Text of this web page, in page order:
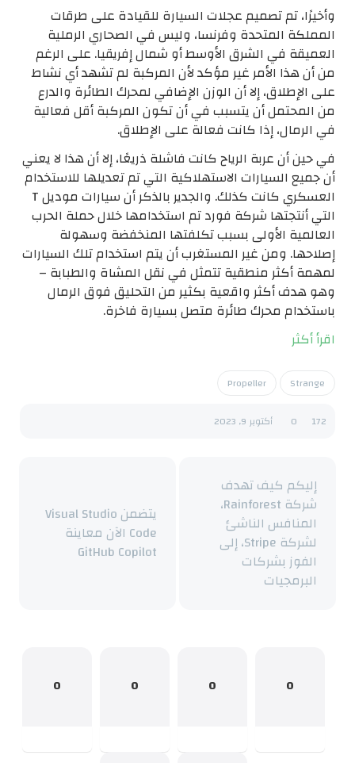
وأخيرًا، تم تصميم عجلات السيارة للقيادة على طرقات
المملكة المتحدة وفرنسا، وليس في الصحاري الرملية
العميقة في الشرق الأوسط أو شمال إفريقيا. على الرغم
من أن هذا الأمر غير مؤكد لأن المركبة لم تشهد أي نشاط
على الإطلاق، إلا أن الوزن الإضافي لمحرك الطائرة والدرع
من المحتمل أن يتسبب في أن تكون المركبة أقل فعالية
في الرمال، إذا كانت فعالة على الإطلاق.
في حين أن عربة الرياح كانت فاشلة ذريعًا، إلا أن هذا لا يعني
أن جميع السيارات الاستهلاكية التي تم تعديلها للاستخدام
العسكري كانت كذلك. والجدير بالذكر أن سيارات موديل T
التي أنتجتها شركة فورد تم استخدامها خلال حملة الحرب
العالمية الأولى بسبب تكلفتها المنخفضة وسهولة
إصلاحها. ومن غير المستغرب أن يتم استخدام تلك السيارات
لمهمة أكثر منطقية تتمثل في نقل المشاة والطبابة –
وهو هدف أكثر واقعية بكثير من التحليق فوق الرمال
باستخدام محرك طائرة متصل بسيارة فاخرة.
اقرأ أكثر
Propeller Strange
172
0 أكتوبر 9, 2023
يتضمن Visual Studio
Code الآن معاينة
GitHub Copilot
إليكم كيف تهدف
شركة Rainforest،
المنافس الناشئ
لشركة Stripe، إلى
الفوز بشركات
البرمجيات
0
0
0
0